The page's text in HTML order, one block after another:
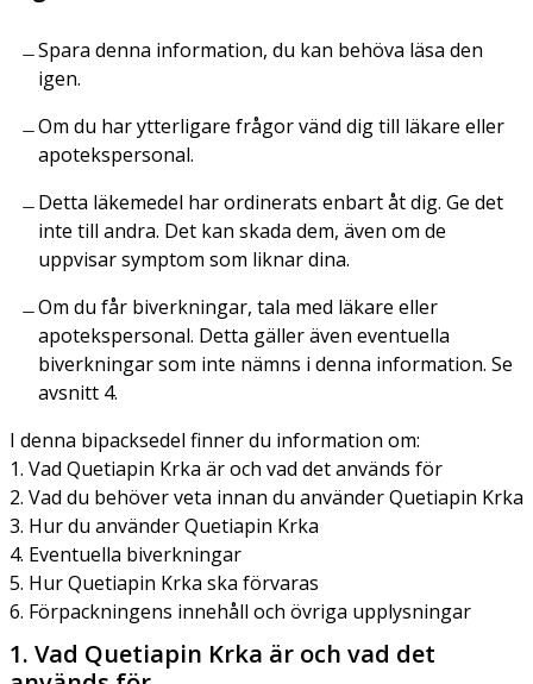
Spara denna information, du kan behöva läsa den
igen.
Om du har ytterligare frågor vänd dig till läkare eller
apotekspersonal.
Detta läkemedel har ordinerats enbart åt dig. Ge det
inte till andra. Det kan skada dem, även om de
uppvisar symptom som liknar dina.
Om du får biverkningar, tala med läkare eller
apotekspersonal. Detta gäller även eventuella
biverkningar som inte nämns i denna information. Se
avsnitt 4.
I denna bipacksedel finner du information om:
1. Vad Quetiapin Krka är och vad det används för
2. Vad du behöver veta innan du använder Quetiapin Krka
3. Hur du använder Quetiapin Krka
4. Eventuella biverkningar
5. Hur Quetiapin Krka ska förvaras
6. Förpackningens innehåll och övriga upplysningar
1. Vad Quetiapin Krka är och vad det